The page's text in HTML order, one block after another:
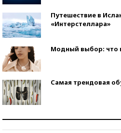
Путешествие в
«Интерстеллара»
Модный выбор: что
Самая трендовая